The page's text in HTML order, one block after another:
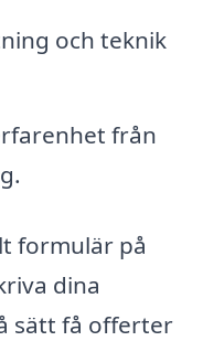
och teknik
från
formulär på
dina
sätt få offerter